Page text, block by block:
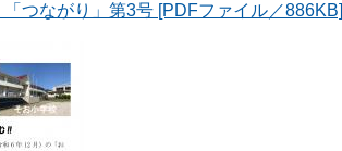
つながり」第3号 [PDFファイル／886KB]